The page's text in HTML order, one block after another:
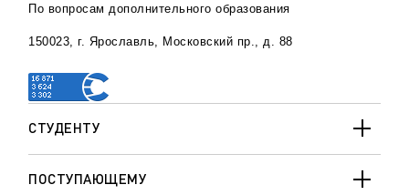
СТУДЕНТУ
ПОСТУПАЮЩЕМУ
По вопросам дополнительного образования
150023, г. Ярославль, Московский пр., д. 88